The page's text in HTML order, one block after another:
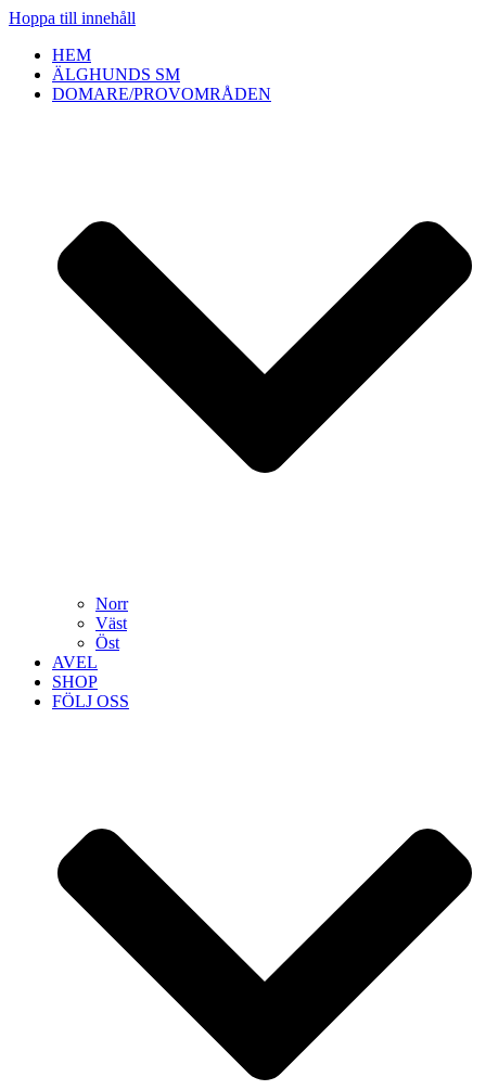
Hoppa till innehåll
HEM
ÄLGHUNDS SM
DOMARE/PROVOMRÅDEN
Norr
Väst
Öst
AVEL
SHOP
FÖLJ OSS